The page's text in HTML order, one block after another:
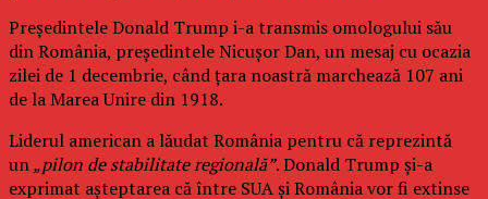
Președintele Donald Trump i-a transmis omologului său
din România, președintele Nicușor Dan, un mesaj cu ocazia
zilei de 1 decembrie, când țara noastră marchează 107 ani
de la Marea Unire din 1918.
Liderul american a lăudat România pentru că reprezintă
un„pilon de stabilitate regională”. Donald Trump și-a
exprimat așteptarea că între SUA și România vor fi extinse